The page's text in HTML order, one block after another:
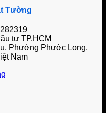
Tường
tư TP.HCM
Phường Phước Long,
Nam